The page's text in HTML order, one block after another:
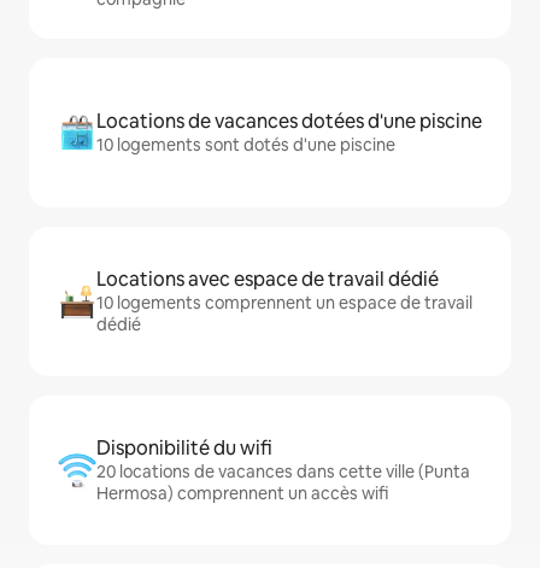
Locations de vacances dotées d'une piscine
10 logements sont dotés d'une piscine
Locations avec espace de travail dédié
10 logements comprennent un espace de travail
dédié
Disponibilité du wifi
20 locations de vacances dans cette ville (Punta
Hermosa) comprennent un accès wifi